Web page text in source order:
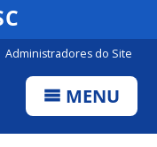
Administradores do Site
MENU